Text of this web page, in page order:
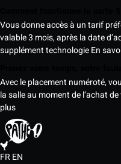
Vous donne accès à un tarif
valable 3 mois, après la date
supplément technologieEn
Avec le placement numéroté,
la salle au moment de l’achat
plus
FREN